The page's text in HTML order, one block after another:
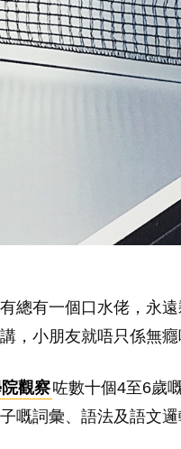
總有一個口水佬，永
，小朋友就唔只係無癮
觀察咗數十個4至6歲
嘅詞彙、語法及語文邏